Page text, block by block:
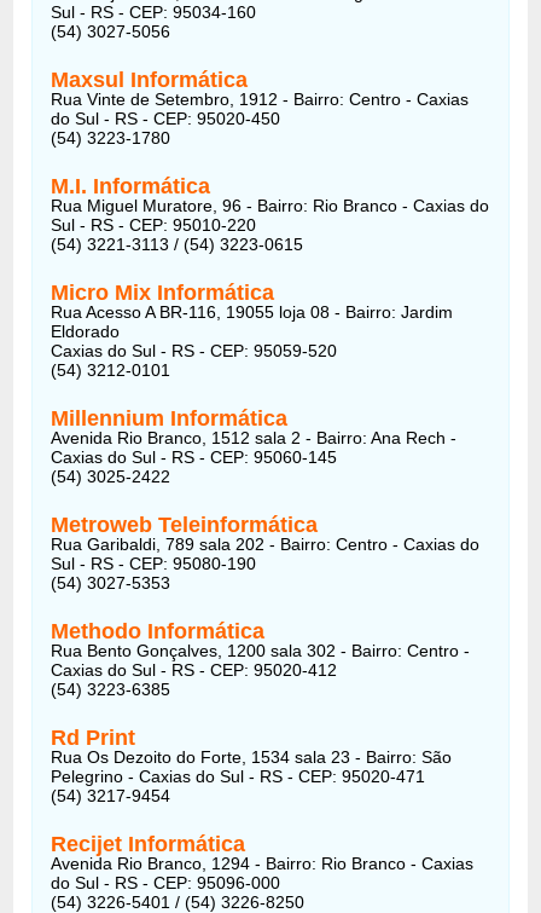
Sul - RS - CEP: 95034-160
(54) 3027-5056
Maxsul Informática
Rua Vinte de Setembro, 1912 - Bairro: Centro - Caxias
do Sul - RS - CEP: 95020-450
(54) 3223-1780
M.I. Informática
Rua Miguel Muratore, 96 - Bairro: Rio Branco - Caxias do
Sul - RS - CEP: 95010-220
(54) 3221-3113 / (54) 3223-0615
Micro Mix Informática
Rua Acesso A BR-116, 19055 loja 08 - Bairro: Jardim
Eldorado
Caxias do Sul - RS - CEP: 95059-520
(54) 3212-0101
Millennium Informática
Avenida Rio Branco, 1512 sala 2 - Bairro: Ana Rech -
Caxias do Sul - RS - CEP: 95060-145
(54) 3025-2422
Metroweb Teleinformática
Rua Garibaldi, 789 sala 202 - Bairro: Centro - Caxias do
Sul - RS - CEP: 95080-190
(54) 3027-5353
Methodo Informática
Rua Bento Gonçalves, 1200 sala 302 - Bairro: Centro -
Caxias do Sul - RS - CEP: 95020-412
(54) 3223-6385
Rd Print
Rua Os Dezoito do Forte, 1534 sala 23 - Bairro: São
Pelegrino - Caxias do Sul - RS - CEP: 95020-471
(54) 3217-9454
Recijet Informática
Avenida Rio Branco, 1294 - Bairro: Rio Branco - Caxias
do Sul - RS - CEP: 95096-000
(54) 3226-5401 / (54) 3226-8250